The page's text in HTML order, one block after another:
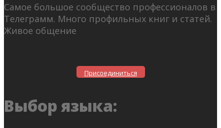
Самое большое сообщество профессионалов в
Телеграмм. Много профильных книг и статей.
Живое общение
Присоединиться
Выбор языка: